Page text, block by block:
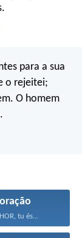
para a sua
o rejeitei;
O homem
tu és...